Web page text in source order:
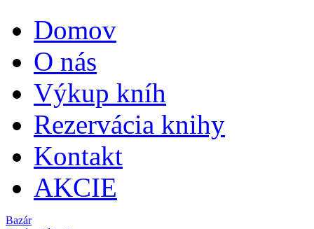
Domov
O nás
Výkup kníh
Rezervácia knihy
Kontakt
AKCIE
Bazár